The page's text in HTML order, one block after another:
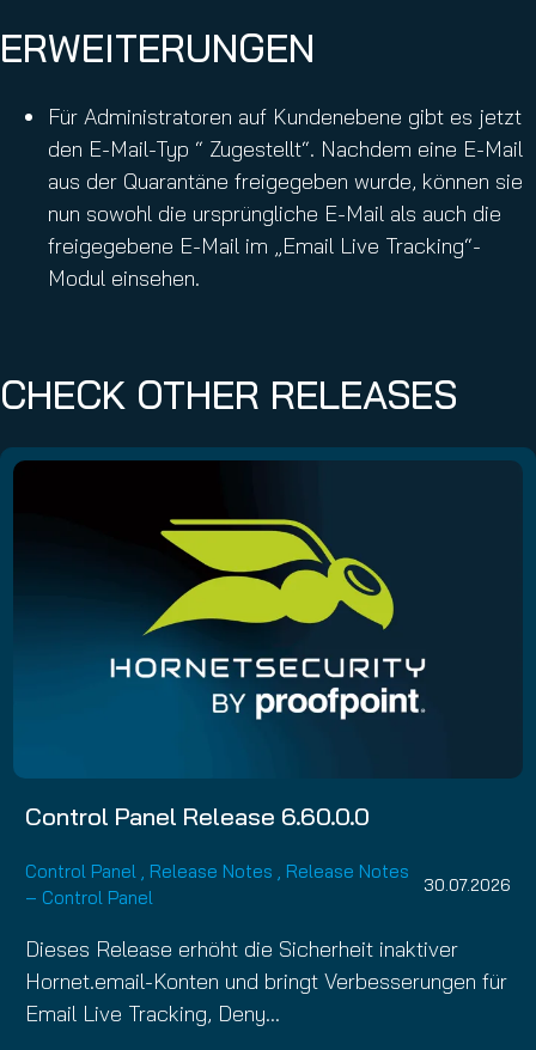
ERWEITERUNGEN
Für Administratoren auf Kundenebene gibt es jetzt
den E-Mail-Typ “ Zugestellt“. Nachdem eine E-Mail
aus der Quarantäne freigegeben wurde, können sie
nun sowohl die ursprüngliche E-Mail als auch die
freigegebene E-Mail im „Email Live Tracking“-
Modul einsehen.
CHECK OTHER RELEASES
Control Panel Release 6.60.0.0
Control Panel , Release Notes , Release Notes
– Control Panel
30.07.2026
Dieses Release erhöht die Sicherheit inaktiver
Hornet.email-Konten und bringt Verbesserungen für
Email Live Tracking, Deny…